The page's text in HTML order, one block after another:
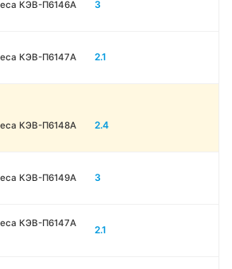
КЭВ-П6146A 3
КЭВ-П6147A 2.1
КЭВ-П6148A 2.4
КЭВ-П6149A 3
КЭВ-П6147A
2.1